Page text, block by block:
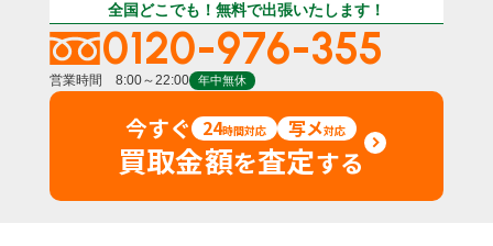
全国どこでも！無料で出張いたします！
0120-976-355
営業時間 8:00～22:00 年中無休
今すぐ 24時間対応 写メ対応
買取金額を査定する